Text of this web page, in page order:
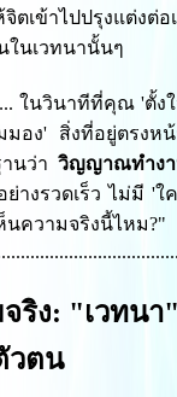
เข้าไปปรุงแต่งต่
ในเวทนานั้นๆ
ในวินาทีที่คุณ 'ตั้ง
อง' สิ่งที่อยู่ตรงห
นว่า วิญญาณทำงา
างรวดเร็ว ไม่มี 'ใ
นความจริงนี้ไหม?"
ริง: "เวทนา
วตน